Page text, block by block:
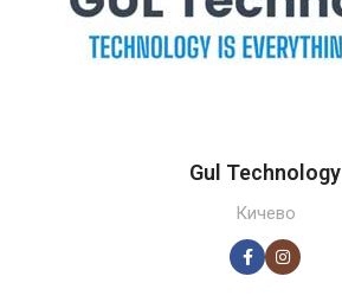
Gul Technology
Кичево